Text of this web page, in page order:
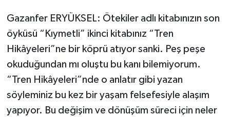
Gazanfer ERYÜKSEL: Ötekiler adlı kitabınızın son
öyküsü “Kıymetli” ikinci kitabınız “Tren
Hikâyeleri”ne bir köprü atıyor sanki. Peş peşe
okuduğundan mı oluştu bu kanı bilemiyorum.
“Tren Hikâyeleri”nde o anlatır gibi yazan
söyleminiz bu kez bir yaşam felsefesiyle alaşım
yapıyor. Bu değişim ve dönüşüm süreci için neler